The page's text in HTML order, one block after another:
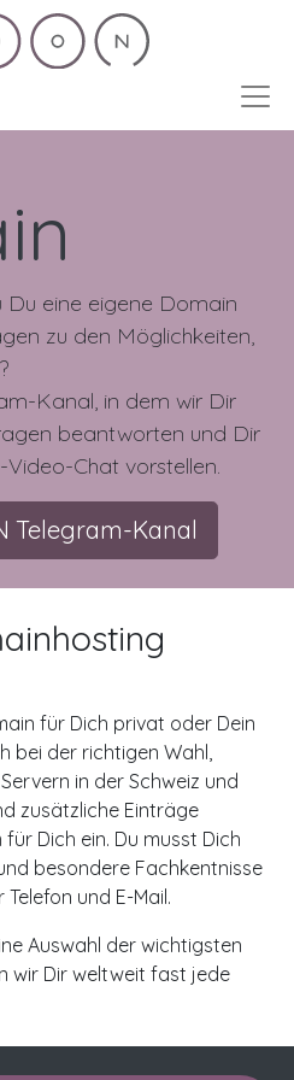
Du eine eigene Domain
zu den Möglichkeiten,
Kanal, in dem wir Dir
beantworten und Dir
Chat vorstellen.
Telegram-Kanal
für Dich privat oder Dein
bei der richtigen Wahl,
in der Schweiz und
zusätzliche Einträge
Dich ein. Du musst Dich
besondere Fachkentnisse
und E-Mail.
Auswahl der wichtigsten
wir Dir weltweit fast jede